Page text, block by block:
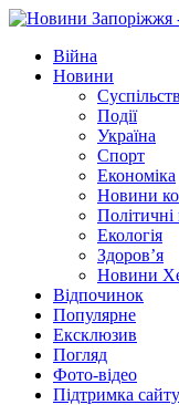
Війна
Новини
Події
Україна
Спорт
Економіка
Новини
Екологія
Здоров’я
Новини
Відпочинок
Популярне
Ексклюзив
Погляд
Фото-відео
Підтримка